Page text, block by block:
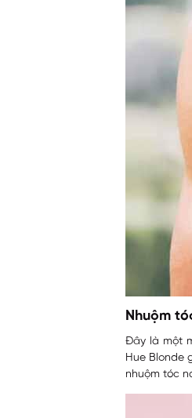
Nhuộm
Đây là một
Hue Blonde
nhuộm tóc